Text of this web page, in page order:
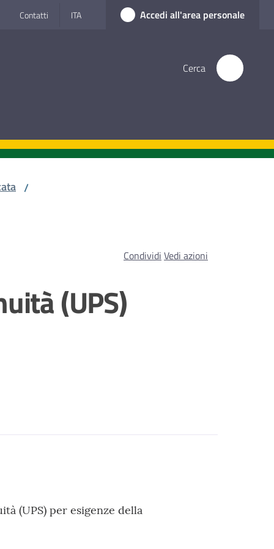
Contatti ITA Accedi all'area personale
Cerca
/
(UPS)
Condividi Vedi azioni
(UPS) per esigenze della